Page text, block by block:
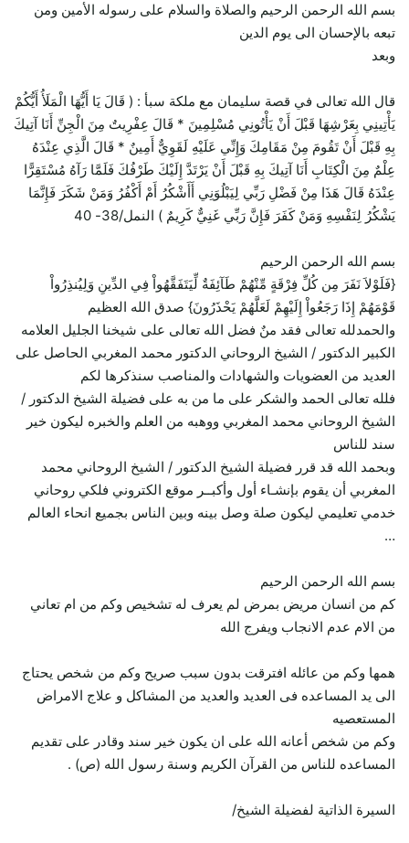
بسم الله الرحمن الرحيم والصلاة والسلام على رسوله الأمين ومن
تبعه بالإحسان الى يوم الدين
وبعد
قال الله تعالى في قصة سليمان مع ملكة سبأ : ( قَالَ يَا أَيُّهَا الْمَلَأُ أَيُّكُمْ
يَأْتِينِي بِعَرْشِهَا قَبْلَ أَنْ يَأْتُونِي مُسْلِمِينَ * قَالَ عِفْرِيتٌ مِنَ الْجِنِّ أَنَا آتِيكَ
بِهِ قَبْلَ أَنْ تَقُومَ مِنْ مَقَامِكَ وَإِنِّي عَلَيْهِ لَقَوِيٌّ أَمِينٌ * قَالَ الَّذِي عِنْدَهُ
عِلْمٌ مِنَ الْكِتَابِ أَنَا آتِيكَ بِهِ قَبْلَ أَنْ يَرْتَدَّ إِلَيْكَ طَرْفُكَ فَلَمَّا رَآهُ مُسْتَقِرًّا
عِنْدَهُ قَالَ هَذَا مِنْ فَضْلِ رَبِّي لِيَبْلُوَنِي أَأَشْكُرُ أَمْ أَكْفُرُ وَمَنْ شَكَرَ فَإِنَّمَا
يَشْكُرُ لِنَفْسِهِ وَمَنْ كَفَرَ فَإِنَّ رَبِّي غَنِيٌّ كَرِيمٌ ) النمل/38- 40
بسم الله الرحمن الرحيم
{فَلَوْلاَ نَفَرَ مِن كُلِّ فِرْقَةٍ مِّنْهُمْ طَآئِفَةٌ لِّيَتَفَقَّهُواْ فِي الدِّينِ وَلِيُنذِرُواْ
قَوْمَهُمْ إِذَا رَجَعُواْ إِلَيْهِمْ لَعَلَّهُمْ يَحْذَرُونَ} صدق الله العظيم
والحمدلله تعالى فقد منٌ فضل الله تعالى على شيخنا الجليل العلامه
الكبير الدكتور / الشيخ الروحاني الدكتور محمد المغربي الحاصل على
العديد من العضويات والشهادات والمناصب سنذكرها لكم
فلله تعالى الحمد والشكر على ما من به على فضيلة الشيخ الدكتور /
الشيخ الروحاني محمد المغربي ووهبه من العلم والخبره ليكون خير
سند للناس
وبحمد الله قد قرر فضيلة الشيخ الدكتور / الشيخ الروحاني محمد
المغربي أن يقوم بإنشـاء أول وأكبــر موقع الكتروني فلكي روحاني
خدمي تعليمي ليكون صلة وصل بينه وبين الناس بجميع انحاء العالم
…
بسم الله الرحمن الرحيم
كم من انسان مريض بمرض لم يعرف له تشخيص وكم من ام تعاني
من الام عدم الانجاب ويفرج الله
همها وكم من عائله افترقت بدون سبب صريح وكم من شخص يحتاج
الى يد المساعده فى العديد والعديد من المشاكل و علاج الامراض
المستعصيه
وكم من شخص أعانه الله على ان يكون خير سند وقادر على تقديم
المساعده للناس من القرآن الكريم وسنة رسول الله (ص) .
السيرة الذاتية لفضيلة الشيخ/